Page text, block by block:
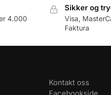
4.000
Sikker og
Visa,
Faktura
Kontakt oss